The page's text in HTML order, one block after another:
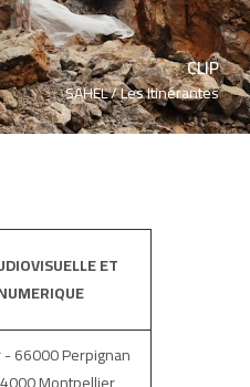
CLIP
SAHEL /Les Itinérantes
ET
66000 Perpignan